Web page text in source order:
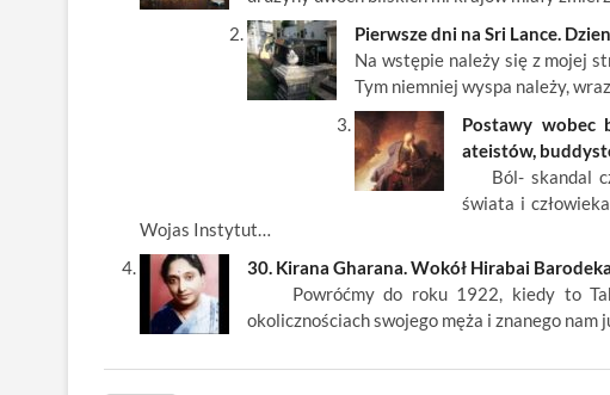
n
Pierwsze dni na Sri Lance.
Na wstępie należy się z mojej
Tym niemniej wyspa należy,
Postawy wobec
ateistów,
Ból- skandal
świata i
Wojas Instytut…
30. Kirana Gharana. Wokół Hirabai
Powróćmy do roku 1922, kiedy to
okolicznościach swojego męża i znanego